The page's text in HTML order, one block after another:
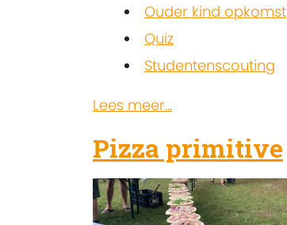
Ouder kind opkomst
Quiz
Studentenscouting
Lees meer...
Pizza primitive